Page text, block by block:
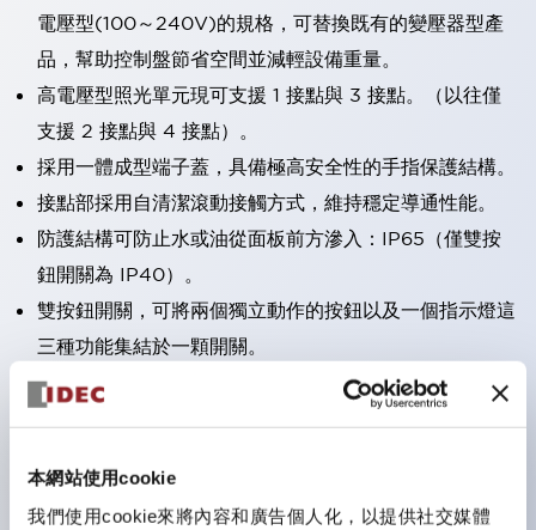
本網站使用cookie
我們使用cookie來將內容和廣告個人化，以提供社交媒體
電壓型(100～240V)的規格，可替換既有的變壓器型產
品，幫助控制盤節省空間並減輕設備重量。
高電壓型照光單元現可支援 1 接點與 3 接點。（以往僅
支援 2 接點與 4 接點）。
採用一體成型端子蓋，具備極高安全性的手指保護結構。
接點部採用自清潔滾動接觸方式，維持穩定導通性能。
防護結構可防止水或油從面板前方滲入：IP65（僅雙按
鈕開關為 IP40）。
雙按鈕開關，可將兩個獨立動作的按鈕以及一個指示燈這
三種功能集結於一顆開關。
完整支援全球各地需求的多種電壓規格。
顏色。
支援色彩通用設計（CUD）：可清楚辨識正方平頭形指